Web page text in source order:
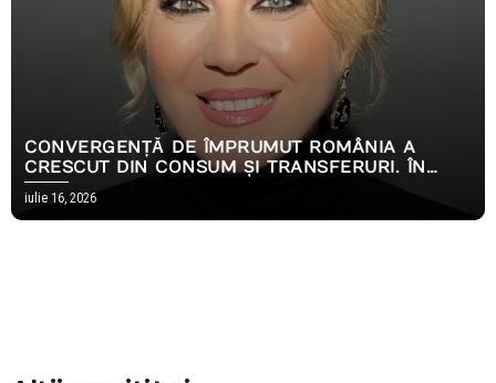
CONVERGENȚĂ DE ÎMPRUMUT ROMÂNIA A
CRESCUT DIN CONSUM ȘI TRANSFERURI. ÎN
2026, AMBELE S-AU OPRIT
iulie 16, 2026